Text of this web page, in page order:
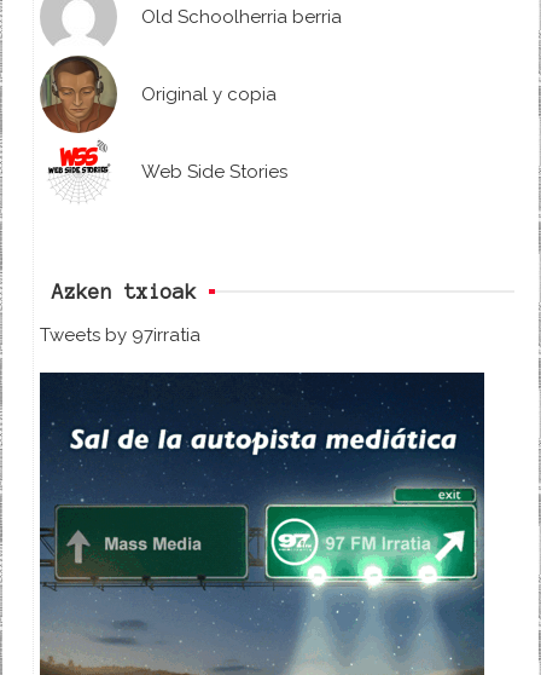
Old Schoolherria berria
Original y copia
Web Side Stories
Azken txioak
Tweets by 97irratia